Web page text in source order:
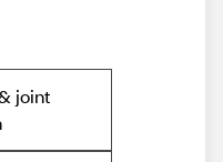
joint